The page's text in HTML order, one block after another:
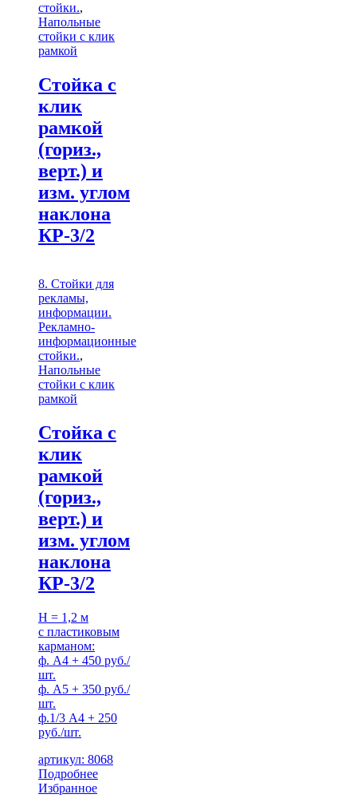
стойки.,
Напольные
стойки с клик
рамкой
Стойка с
клик
рамкой
(гориз.,
верт.) и
изм. углом
наклона
КР-3/2
8. Стойки для
рекламы,
информации.
Рекламно-
информационные
стойки.,
Напольные
стойки с клик
рамкой
Стойка с
клик
рамкой
(гориз.,
верт.) и
изм. углом
наклона
КР-3/2
H = 1,2 м
с пластиковым
карманом:
ф. А4 + 450 руб./
шт.
ф. А5 + 350 руб./
шт.
ф.1/3 А4 + 250
руб./шт.
артикул: 8068
Подробнее
Избранное